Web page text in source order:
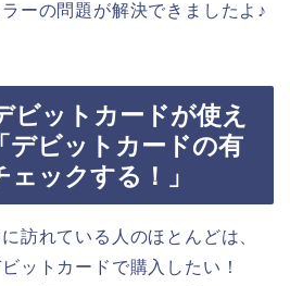
ーの問題が解決できましたよ♪
ビットカードが使え
デビットカードの有
ックする！」
訪れている人のほとんどは、
ットカードで購入したい！